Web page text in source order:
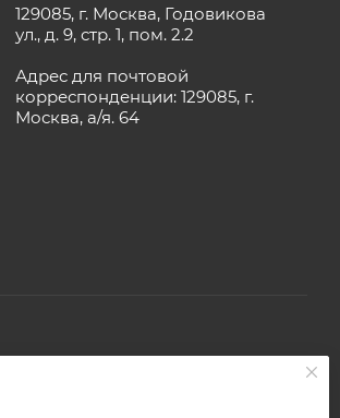
129085, г. Москва, Годовикова
ул., д. 9, стр. 1, пом. 2.2
Адрес для почтовой
корреспонденции: 129085, г.
Москва, а/я. 64
определяемой положениями